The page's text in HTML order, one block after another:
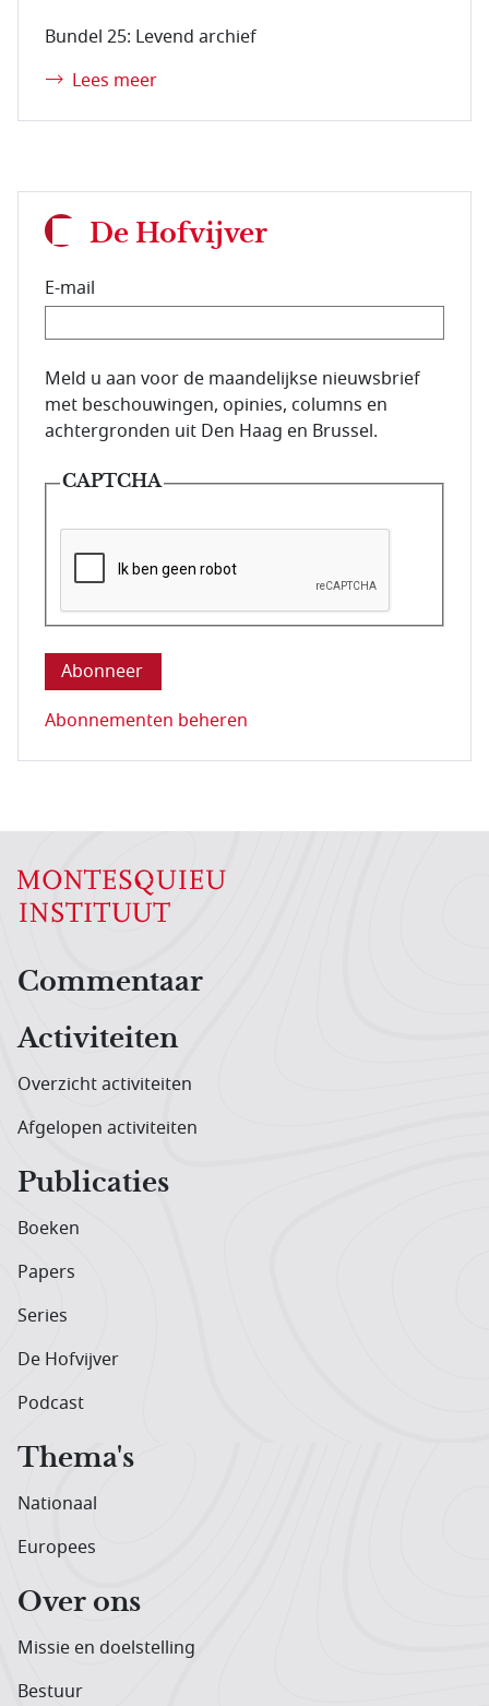
Bundel 25: Levend archief
Lees meer
De Hofvijver
E-mail
E-mailadres van de abonnee.
Meld u aan voor de maandelijkse nieuwsbrief
met beschouwingen, opinies, columns en
achtergronden uit Den Haag en Brussel.
CAPTCHA
Deze vraag is om te controleren dat u een mens
Abonnementen beheren
Hoofdnavigatiemenu
Commentaar
Activiteiten
Overzicht activiteiten
Afgelopen activiteiten
Publicaties
Boeken
Papers
Series
De Hofvijver
Podcast
Thema's
Nationaal
Europees
Over ons
Missie en doelstelling
Bestuur